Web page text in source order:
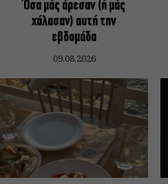
Όσα μάς άρεσαν (ή μάς
χάλασαν) αυτή την
εβδομάδα
09.08.2026